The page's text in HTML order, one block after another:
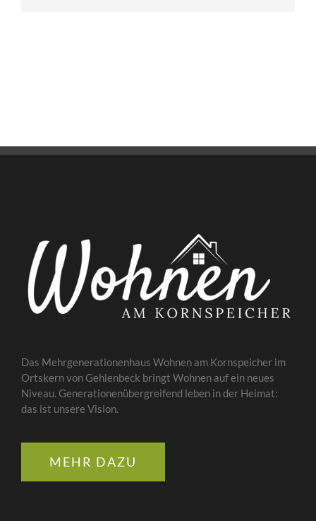
Das Mehrgenerationenhaus Wohnen am Kornspeicher im
Ortskern von Gehlenbeck bringt Wohnen auf ein neues
Niveau. Generationenübergreifend leben in der Heimat:
das ist unsere Vision.
MEHR DAZU